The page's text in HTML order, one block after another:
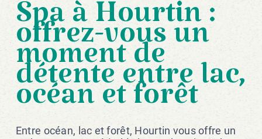
Spa à Hourtin :
offrez-vous un
moment de
détente entre lac,
océan et forêt
Entre océan, lac et forêt, Hourtin vous offre un